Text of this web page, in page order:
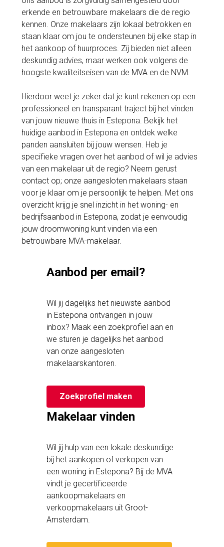
erkende en betrouwbare makelaars die de regio
kennen. Onze makelaars zijn lokaal betrokken en
staan klaar om jou te ondersteunen bij elke stap in
het aankoop of huurproces. Zij bieden niet alleen
deskundig advies, maar werken ook volgens de
hoogste kwaliteitseisen van de MVA en de NVM.
Hierdoor weet je zeker dat je kunt rekenen op een
professioneel en transparant traject bij het vinden
van jouw nieuwe thuis in Estepona. Bekijk het
huidige aanbod in Estepona en ontdek welke
panden aansluiten bij jouw wensen. Heb je
specifieke vragen over het aanbod of wil je advies
van een makelaar uit de regio? Neem gerust
contact op; onze aangesloten makelaars staan
voor je klaar om je persoonlijk te helpen. Met ons
overzicht krijg je snel inzicht in het woning- en
bedrijfsaanbod in Estepona, zodat je eenvoudig
jouw droomwoning kunt vinden via een
betrouwbare MVA-makelaar.
Aanbod per email?
Wil jij dagelijks het nieuwste aanbod
in Estepona ontvangen in jouw
inbox? Maak een zoekprofiel aan en
we sturen je dagelijks het aanbod
van onze aangesloten
makelaarskantoren.
Zoekprofiel maken
Makelaar vinden
Wil jij hulp van een lokale deskundige
bij het aankopen of verkopen van
een woning in Estepona? Bij de MVA
vindt je gecertificeerde
aankoopmakelaars en
verkoopmakelaars uit Groot-
Amsterdam.